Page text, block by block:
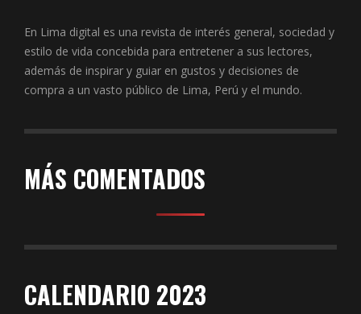
En Lima digital es una revista de interés general, sociedad y
estilo de vida concebida para entretener a sus lectores,
además de inspirar y guiar en gustos y decisiones de
compra a un vasto público de Lima, Perú y el mundo.
MÁS COMENTADOS
CALENDARIO 2023